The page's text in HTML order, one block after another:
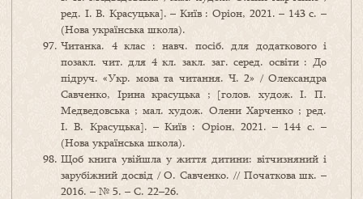
ред. І. В. Красуцька]. – Київ : Оріон, 2021. – 143 с. –
(Нова українська школа).
Читанка. 4 клас : навч. посіб. для додаткового і
позакл. чит. для 4 кл. закл. заг. серед. освіти : До
підруч. «Укр. мова та читання. Ч. 2» / Олександра
Савченко, Ірина красуцька ; [голов. худож. І. П.
Медведовська ; мал. худож. Олени Харченко ; ред.
І. В. Красуцька]. – Київ : Оріон, 2021. – 144 с. –
(Нова українська школа).
Щоб книга увійшла у життя дитини: вітчизняний і
зарубіжний досвід / О. Савченко. // Початкова шк. –
2016. – № 5. – С. 22–26.